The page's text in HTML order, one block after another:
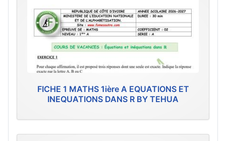
FICHE 1 MATHS 1ière A EQUATIONS ET
INEQUATIONS DANS R BY TEHUA